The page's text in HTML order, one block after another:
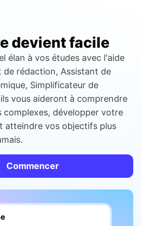
devient facile
élan à vos études avec l'aide
de rédaction, Assistant de
Simplificateur de
vous aideront à comprendre
complexes, développer votre
atteindre vos objectifs plus
Commencer